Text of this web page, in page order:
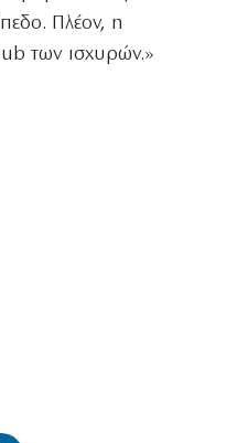
Πλέον, η
των ισχυρών.»